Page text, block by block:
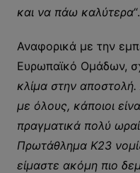
και να πάω καλύτερα“.
Αναφορικά με την
Ευρωπαϊκό Ομάδων,
κλίμα στην αποστολή.
με όλους, κάποιοι
πραγματικά πολύ
Πρωτάθλημα Κ23
είμαστε ακόμη πιο